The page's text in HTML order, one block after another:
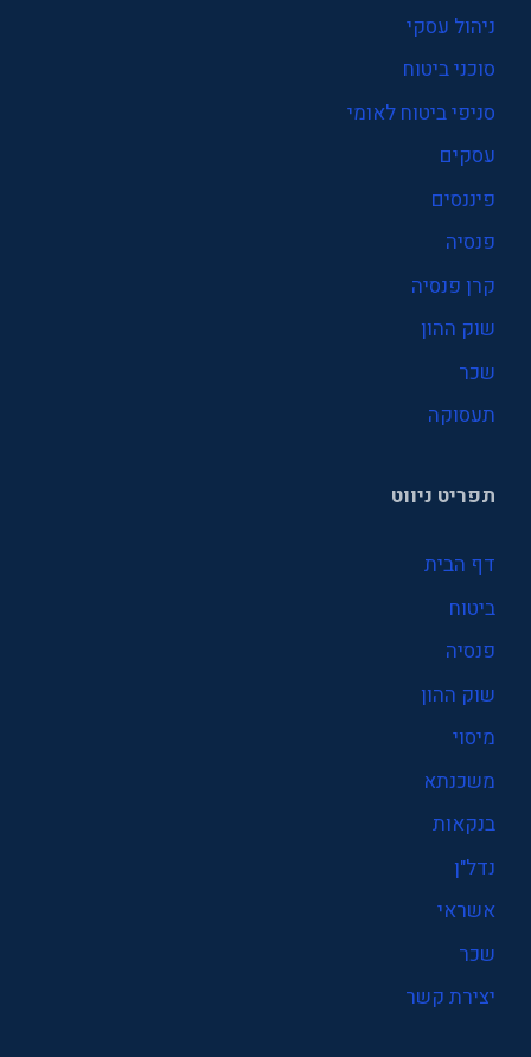
ניהול עסקי
סוכני ביטוח
סניפי ביטוח לאומי
עסקים
פיננסים
פנסיה
קרן פנסיה
שוק ההון
שכר
תעסוקה
תפריט ניווט
דף הבית
ביטוח
פנסיה
שוק ההון
מיסוי
משכנתא
בנקאות
נדל"ן
אשראי
שכר
יצירת קשר